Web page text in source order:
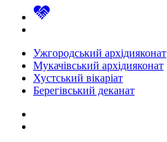
Ужгородський архідияконат
Мукачівський архідияконат
Хустський вікаріат
Берегівський деканат